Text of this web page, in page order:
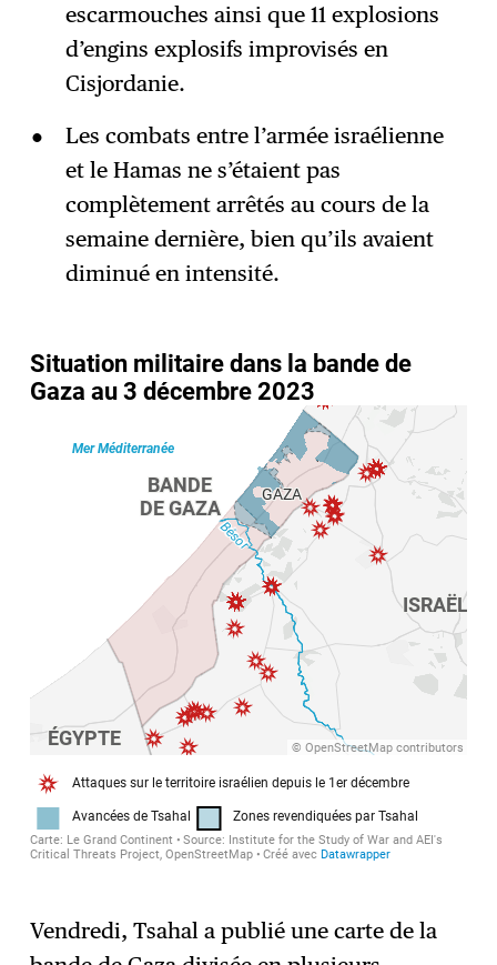
escarmouches ainsi que 11 explosions
d’engins explosifs improvisés en
Cisjordanie.
Les combats entre l’armée israélienne
et le Hamas ne s’étaient pas
complètement arrêtés au cours de la
semaine dernière, bien qu’ils avaient
diminué en intensité.
Vendredi, Tsahal a publié une carte de la